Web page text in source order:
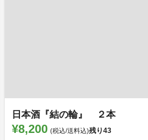
日本酒『結の輪』 ２本
¥8,200 (税込/送料込)残り43